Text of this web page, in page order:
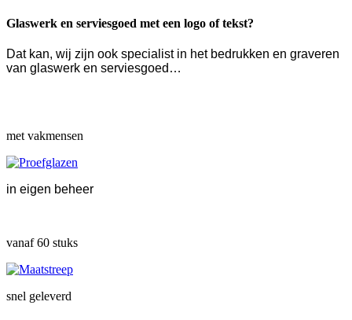
Glaswerk en serviesgoed met een logo of tekst?
Dat kan, wij zijn ook specialist in het bedrukken en graveren
van glaswerk en serviesgoed…
met vakmensen
in eigen beheer
vanaf 60 stuks
snel geleverd